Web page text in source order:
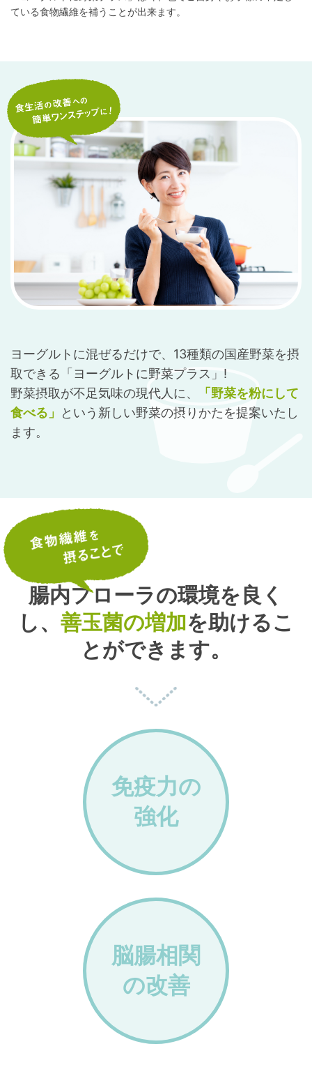
ている食物繊維を補うことが出来ます。
ヨーグルトに混ぜるだけで、13種類の国産野菜を摂
取できる「ヨーグルトに野菜プラス」!
野菜摂取が不足気味の現代人に、
「野菜を粉にして
食べる」
という 新しい野菜の摂りかたを提案いたし
ます。
腸内フローラの環境を良く
し、 善玉菌の増加を助けるこ
とができます。
免疫力の
強化
脳腸相関
の改善